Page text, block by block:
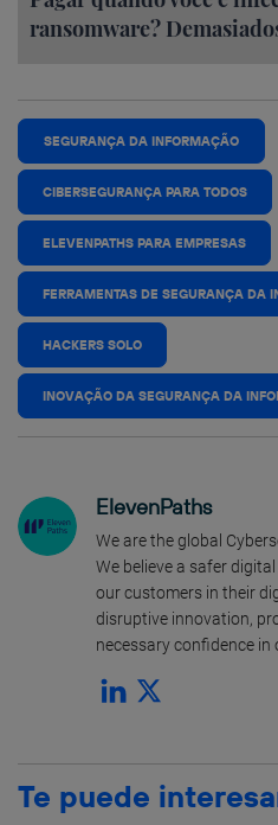
ransomware?
SEGURANÇA DA INFORMAÇÃO
CIBERSEGURANÇA PARA TODOS
ELEVENPATHS PARA EMPRESAS
FERRAMENTAS DE SEGURANÇA DA
HACKERS SOLO
INOVAÇÃO DA SEGURANÇA DA
ElevenPaths
We are the global
We believe a safer
our customers in their
disruptive innovation,
necessary confidence in
Te puede